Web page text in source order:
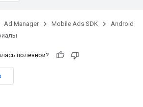
Ad Manager Mobile Ads SDK
Android
полезной?